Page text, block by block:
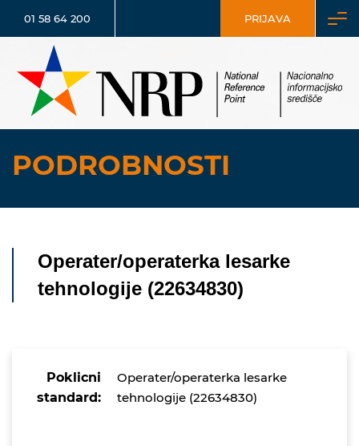
01 58 64 200 PRIJAVA
PODROBNOSTI
Operater/operaterka lesarke
tehnologije (22634830)
Poklicni
standard:
Operater/operaterka lesarke
tehnologije (22634830)